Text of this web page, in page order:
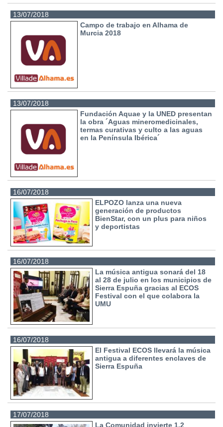
13/07/2018
Campo de trabajo en Alhama de
Murcia 2018
13/07/2018
Fundación Aquae y la UNED presentan
la obra ´Aguas mineromedicinales,
termas curativas y culto a las aguas
en la Península Ibérica´
16/07/2018
ELPOZO lanza una nueva
generación de productos
BienStar, con un plus para niños
y deportistas
16/07/2018
La música antigua sonará del 18
al 28 de julio en los municipios de
Sierra Espuña gracias al ECOS
Festival con el que colabora la
UMU
16/07/2018
El Festival ECOS llevará la música
antigua a diferentes enclaves de
Sierra Espuña
17/07/2018
La Comunidad invierte 1,2